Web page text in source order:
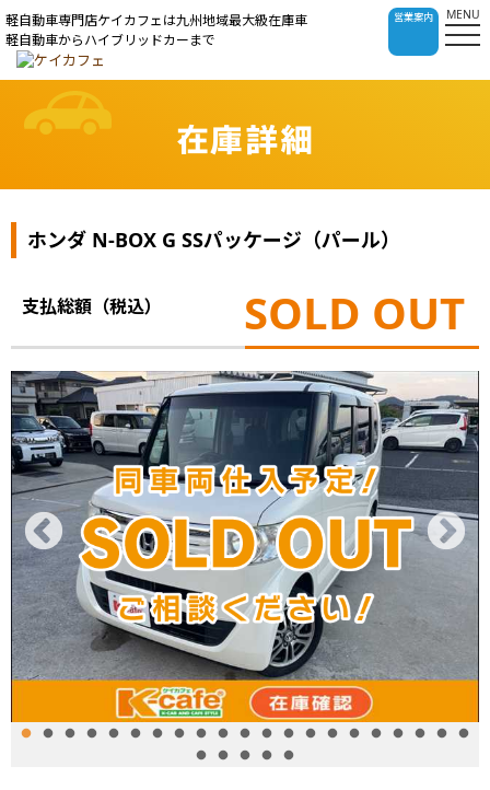
軽自動車専門店ケイカフェは九州地域最大級在庫車
軽自動車からハイブリッドカーまで
営業案内 MENU
在庫詳細
ホンダ N-BOX G SSパッケージ（パール）
支払総額（税込） SOLD OUT